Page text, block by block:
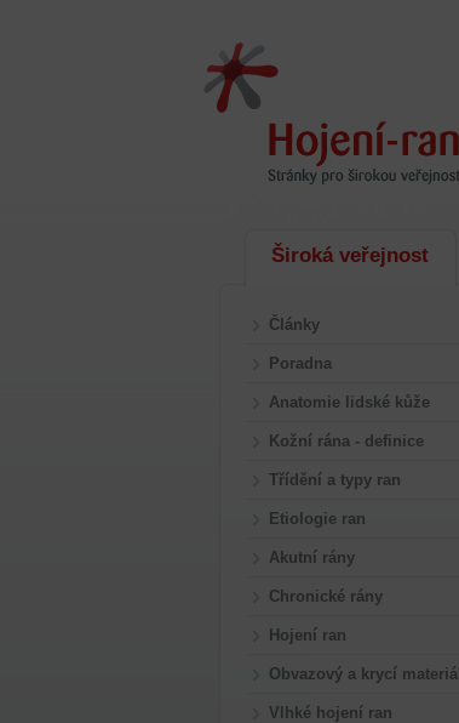
Široká veřejnost
Články
Poradna
Anatomie lidské kůže
Kožní rána - definice
Třídění a typy ran
Etiologie ran
Akutní rány
Chronické rány
Hojení ran
Obvazový a krycí materiál
Vlhké hojení ran